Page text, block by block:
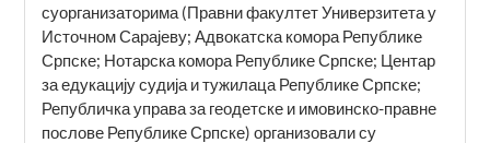
суорганизатopима (Правни факултет Универзитета у
Источном Сарајеву; Адвокатска комора Републике
Српске; Нотарска комора Републике Српске; Центар
за едукацију судија и тужилаца Републике Српске;
Републичка управа за геодетске и имовинско-правне
послове Републике Српске) организовали су